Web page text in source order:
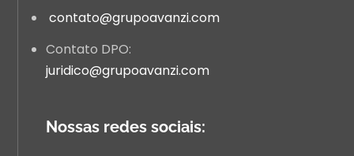
contato@grupoavanzi.com
Contato DPO:
juridico@grupoavanzi.com
Nossas redes sociais: